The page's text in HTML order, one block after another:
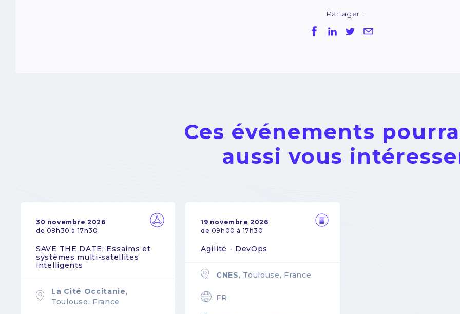
Partager :
Ces événements
aussi vous
30 novembre 2026
de 08h30 à 17h30
SAVE THE DATE: Essaims et
systèmes multi-satellites
intelligents
La Cité Occitanie,
Toulouse, France
19 novembre 2026
de 09h00 à 17h30
Agilité - DevOps
CNES, Toulouse, France
FR